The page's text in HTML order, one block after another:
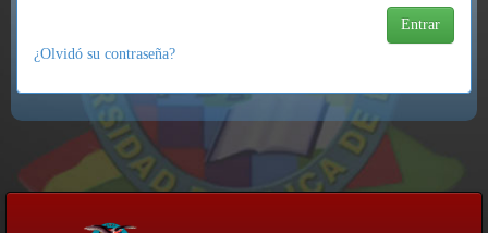
¿Olvidó su contraseña?